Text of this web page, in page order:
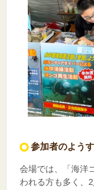
参加者のようす
会場では、「海洋
われる方も多く、